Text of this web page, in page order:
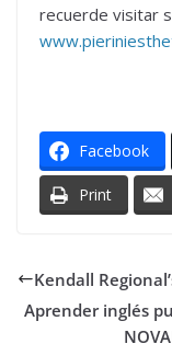
recuerde visitar
Facebook
Print
Kendall
Aprender inglés